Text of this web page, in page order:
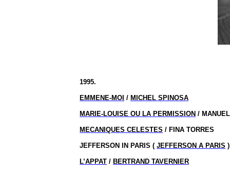
1995.
EMMENE-MOI / MICHEL SPINOSA
MARIE-LOUISE OU LA PERMISSION /
MECANIQUES CELESTES / FINA TORRES
JEFFERSON IN PARIS (JEFFERSON A PARIS
L’APPAT / BERTRAND TAVERNIER